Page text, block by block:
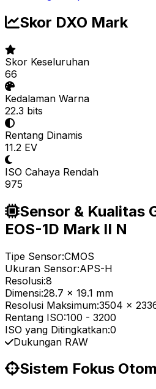
Skor DXO Mark
Skor Keseluruhan
66
Kedalaman Warna
22.3 bits
Rentang Dinamis
11.2 EV
ISO Cahaya Rendah
975
Sensor & Kualitas
EOS-1D Mark II N
Tipe Sensor:CMOS
Ukuran Sensor:APS-H
Resolusi:8
Dimensi:28.7 x 19.1 mm
Resolusi Maksimum:3504 x
Rentang ISO:100 - 3200
ISO yang Ditingkatkan:0
Dukungan RAW
Sistem Fokus